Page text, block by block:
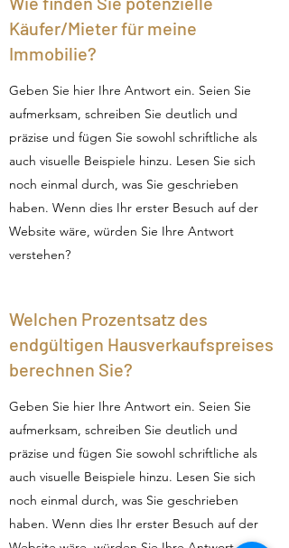
Käufer/Mieter für meine
Immobilie?
Geben Sie hier Ihre Antwort ein. Seien Sie
aufmerksam, schreiben Sie deutlich und
präzise und fügen Sie sowohl schriftliche als
auch visuelle Beispiele hinzu. Lesen Sie sich
noch einmal durch, was Sie geschrieben
haben. Wenn dies Ihr erster Besuch auf der
Website wäre, würden Sie Ihre Antwort
verstehen?
Welchen Prozentsatz des
endgültigen Hausverkaufspreises
berechnen Sie?
Geben Sie hier Ihre Antwort ein. Seien Sie
aufmerksam, schreiben Sie deutlich und
präzise und fügen Sie sowohl schriftliche als
auch visuelle Beispiele hinzu. Lesen Sie sich
noch einmal durch, was Sie geschrieben
haben. Wenn dies Ihr erster Besuch auf der